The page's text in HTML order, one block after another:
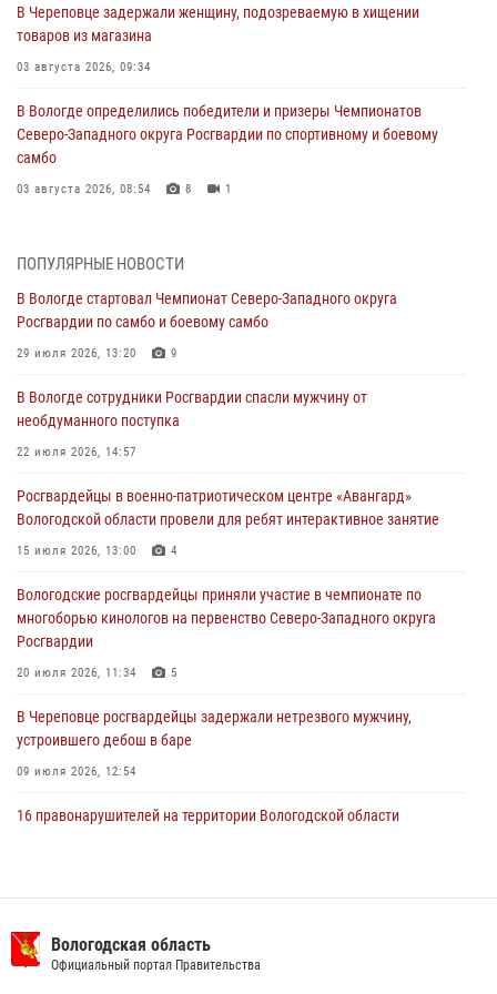
В Череповце задержали женщину, подозреваемую в хищении
товаров из магазина
03 августа 2026, 09:34
В Вологде определились победители и призеры Чемпионатов
Северо-Западного округа Росгвардии по спортивному и боевому
самбо
03 августа 2026, 08:54 8 1
ОХРАНЫ РОСГВАРДИИ В ВОЛОГОДСКОЙ ОБЛАСТИ ЗАДЕРЖАНО 23
02 августа 2026, 10:37
Росгвардейцы в г. Соколе задержали несовершеннолетнего
31 июля 2026, 06:43
В Вологде стартовал Чемпионат Северо-Западного округа
29 июля 2026, 13:20
В Вологде росгвардейцы задержали мужчину, подозреваемого в
29 июля 2026, 09:08
ПОПУЛЯРНЫЕ НОВОСТИ
В Вологде стартовал Чемпионат Северо-Западного округа
Росгвардии по самбо и боевому самбо
29 июля 2026, 13:20 9
В Вологде сотрудники Росгвардии спасли мужчину от
необдуманного поступка
22 июля 2026, 14:57
Росгвардейцы в военно-патриотическом центре «Авангард»
Вологодской области провели для ребят интерактивное занятие
15 июля 2026, 13:00 4
Вологодские росгвардейцы приняли участие в чемпионате по
многоборью кинологов на первенство Северо-Западного округа
Росгвардии
20 июля 2026, 11:34 5
В Череповце росгвардейцы задержали нетрезвого мужчину,
устроившего дебош в баре
09 июля 2026, 12:54
16 правонарушителей на территории Вологодской области
В Великом Устюге росгвардейцы задержали мужчин, устроивших
стрельбу
Вологодская область
Официальный портал Правительства